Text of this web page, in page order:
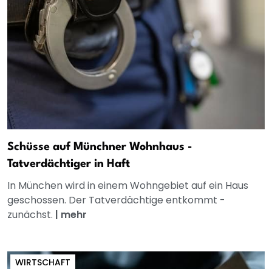
Schüsse auf Münchner Wohnhaus -
Tatverdächtiger in Haft
In München wird in einem Wohngebiet auf ein Haus
geschossen. Der Tatverdächtige entkommt -
zunächst. | mehr
WIRTSCHAFT